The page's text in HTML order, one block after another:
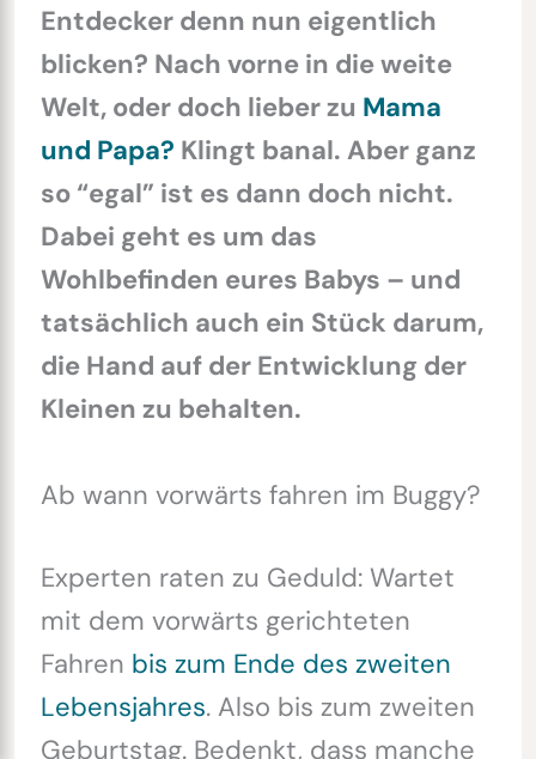
Entdecker denn nun eigentlich
blicken? Nach vorne in die weite
Welt, oder doch lieber zu Mama
und Papa? Klingt banal. Aber ganz
so “egal” ist es dann doch nicht.
Dabei geht es um das
Wohlbefinden eures Babys – und
tatsächlich auch ein Stück darum,
die Hand auf der Entwicklung der
Kleinen zu behalten.
Ab wann vorwärts fahren im Buggy?
Experten raten zu Geduld: Wartet
mit dem vorwärts gerichteten
Fahren bis zum Ende des zweiten
Lebensjahres. Also bis zum zweiten
Geburtstag. Bedenkt, dass manche